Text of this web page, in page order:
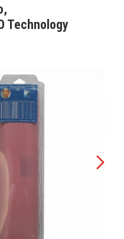
Technology